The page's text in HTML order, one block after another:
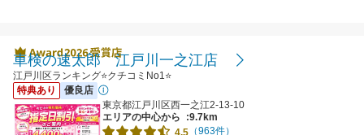
車検の速太郎 江戸川一之江店
江戸川区ランキング⭐クチコミNo1⭐
特典あり
優良店
東京都江戸川区西一之江2-13-10
エリアの中心から
:9.7km
4.5 （963件）